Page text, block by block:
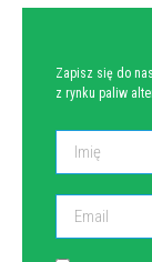
Zapisz się do
z rynku paliw